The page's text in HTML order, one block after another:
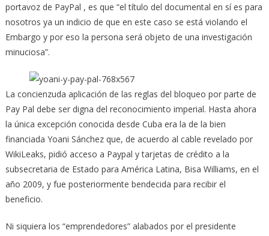
portavoz de PayPal , es que “el título del documental en sí es para
nosotros ya un indicio de que en este caso se está violando el
Embargo y por eso la persona será objeto de una investigación
minuciosa”.
La concienzuda aplicación de las reglas del bloqueo por parte de
Pay Pal debe ser digna del reconocimiento imperial. Hasta ahora
la única excepción conocida desde Cuba era la de la bien
financiada Yoani Sánchez que, de acuerdo al cable revelado por
WikiLeaks, pidió acceso a Paypal y tarjetas de crédito a la
subsecretaria de Estado para América Latina, Bisa Williams, en el
año 2009, y fue posteriormente bendecida para recibir el
beneficio.
Ni siquiera los “emprendedores” alabados por el presidente